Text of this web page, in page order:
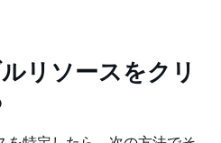
リソースをクリ